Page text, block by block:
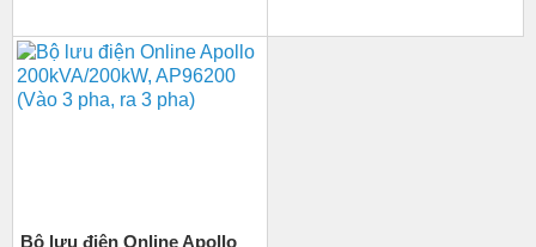
Bộ lưu điện Online Apollo